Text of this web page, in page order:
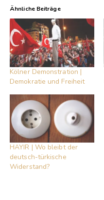
Ähnliche Beiträge
Kölner Demonstration |
Demokratie und Freiheit
HAYIR | Wo bleibt der
deutsch-türkische
Widerstand?